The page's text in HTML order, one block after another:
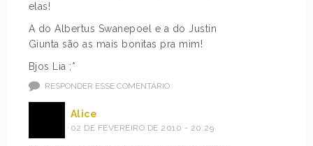
elas!
A do Albertus Swanepoel e a do Justin
Giunta são as mais bonitas pra mim!
Bjos Lia ;*
RESPONDER ESSE COMENTÁRIO
Alice
02 DE FEVEREIRO DE 2010 - 20:29